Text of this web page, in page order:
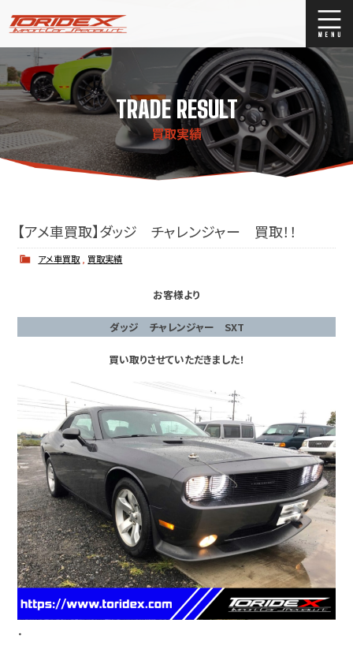
ブログ
Stock list
ストックリスト
買取
TRADE RESULT
買取実績
【アメ車買取】ダッジ チャレンジャー 買取！！
アメ車買取 買取実績
お客様より
ダッジ チャレンジャー SXT
買い取りさせていただきました！
・